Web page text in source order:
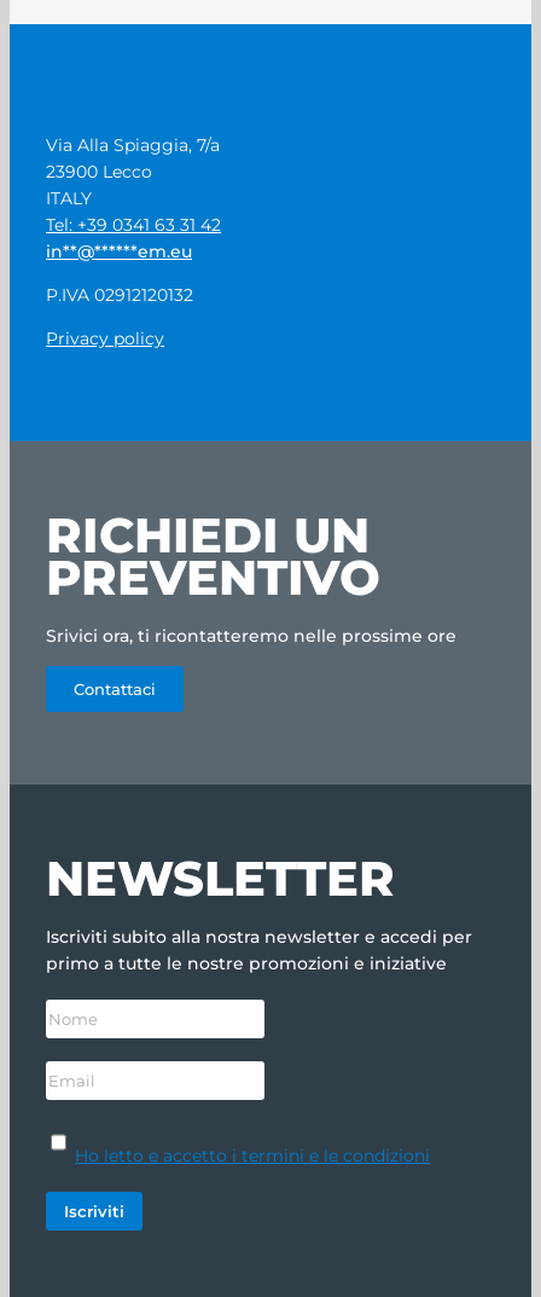
Via Alla Spiaggia, 7/a
23900 Lecco
ITALY
Tel: +39 0341 63 31 42
in**@******em.eu
P.IVA 02912120132
Privacy policy
RICHIEDI UN
PREVENTIVO
Srivici ora, ti ricontatteremo nelle prossime ore
Contattaci
NEWSLETTER
Iscriviti subito alla nostra newsletter e accedi per
primo a tutte le nostre promozioni e iniziative
Ho letto e accetto i termini e le condizioni